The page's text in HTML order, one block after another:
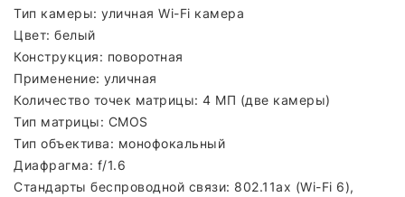
Тип камеры: уличная Wi-Fi камера
Цвет: белый
Конструкция: поворотная
Применение: уличная
Количество точек матрицы: 4 МП (две камеры)
Тип матрицы: CMOS
Тип объектива: монофокальный
Диафрагма: f/1.6
Стандарты беспроводной связи: 802.11ax (Wi-Fi 6),